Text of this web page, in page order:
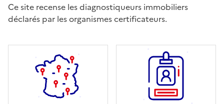
Ce site recense les diagnostiqueurs immobiliers
déclarés par les organismes certificateurs.